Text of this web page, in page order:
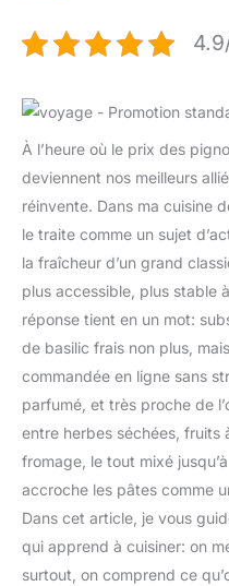
À l’heure où le prix des
deviennent nos meilleurs
réinvente. Dans ma cuisine
le traite comme un sujet
la fraîcheur d’un grand
plus accessible, plus stable
réponse tient en un mot:
de basilic frais non plus,
commandée en ligne sans
parfumé, et très proche de
entre herbes séchées, fruits
fromage, le tout mixé
accroche les pâtes comme
Dans cet article, je vous
qui apprend à cuisiner: on
surtout, on comprend ce